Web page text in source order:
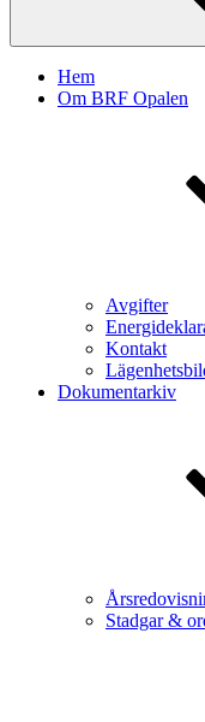
Hem
Om BRF Opalen
Avgifter
Kontakt
Dokumentarkiv
Stadgar &